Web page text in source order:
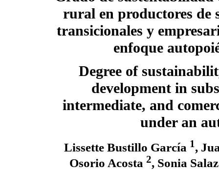
rural en productores de
transicionales y
enfoque
Degree of
development in
intermediate, and
under an
Lissette Bustillo García 1,
Osorio Acosta 2, Sonia